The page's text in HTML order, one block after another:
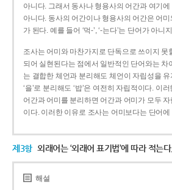
아니다. 그래서 동사나 형용사의 어간과 여기
아니다. 동사의 어간이나 형용사의 어간은 어
가 된다. 예를 들어 ‘먹-’, ‘-는다’는 단어가 아니
조사는 어미와 마찬가지로 단독으로 쓰이지 못
되어 실현된다는 점에서 일반적인 단어와는 차
는 결합한 체언과 분리해도 체언이 자립성을 유
‘을’로 분리해도 ‘밥’은 여전히 자립적이다. 이
어간과 어미를 분리하면 어간과 어미가 모두
이다. 이러한 이유로 조사는 어미보다는 단어
제3항 외래어는 ‘외래어 표기법’에 따라 적는다.
해설